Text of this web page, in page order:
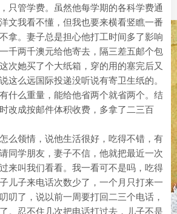
只管学费。虽然他每学期的各科学费通
文我看不懂，但我也要来横看竖瞧一番
拿。妻子总是担心他打工时间多了影响
千两千澳元给他寄去，隔三差五邮个包
次她买了个大纸箱，穿的用的塞完后又
这么远国际投递没听说有寄卫生纸的。
什么重量，能给他省两个就省两个。结
改成按邮件体积收费，多拿了二三百
么领情，说他生活很好，吃得不错，有
同学朋友，妻子不信，他就把最近一次
来叫我们看看。我一看可不是吗，吃得
儿子来电话次数少了，一个月只打来一
叨了，说以前一周要打回二三个电话，
。忍不住几次把电话打过去，儿子不是